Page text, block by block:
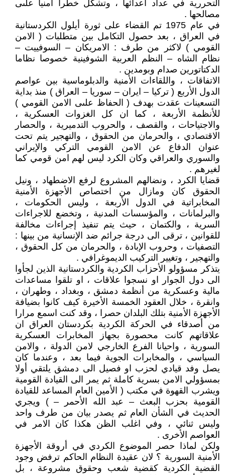
التحررية في عداد أعدائها ، وتشكل خطرا امنيا علىى
مصالحها .
في عام 1975 تم القضاء على ثورة أيلول الكردستانية
في العراق ، بعد حصول التكامل بين متطلبات ( الامن
القومي ) لاكثر من طرف : الامريكان – السوفييت –
نظام الشاه – النظم العربية الشوفينية خصوصا نظاما
الدكتاتورين صدام وبومدين .
الاتفاقات ، واللقاءات الأمنية والدبلوماسية بين عواصم
الدول الأربع ( تركيا – ايران – سوريا – العراق ) منذ بداية
التسعينات عقدت بهدف ( الحفاظ علىى الامن القومي )
للأنظمة الأربعة ، كما ان كل الغزوات العسكرية ،
والاجتياحات ، والقصف ، والحروب التدميرية ، والحصار
الاقتصادي ، والحرمان من الحقوق ، والتهجير يتم تحت
عنوان الدفاع عن الامن القومي التركي والإيراني
والسوري والعراقي وكان الكرد ليس لهم امن قومي كما
لغيرهم .
قضايا الكرد ، ونضالهم المشروع لرفع الاضطهاد ، ونيل
الحقوق كان ومازال من اختصاص الأجهزة الأمنية
المخابراتية في الدول الأربعة ، وليس الحكومات ،
والبرلمانات ، والمؤسسات المدنية ، وتخضع للاجراءات
السرية ، والكتمان ، حيث يتم تنفيذ إجراءات مخالفة
للقوانين ، ترقى الى درجة جرائم ضد الإنسانية من بينها :
التصفيات ، وحروب الإبادة ، والحرمان من كل الحقوق ،
والتهجير ، وتغيير التركيب الديموغرافي .
يتذكر مسؤولو الأحزاب الكردية والكردستانية الذين لجأوا
الى دول الجوار او نسجوا علاقات ، او تلقوا مساعدات
مالية وعسكرية من أنظمة دمشق ، وبغداد ، وطهران ،
وانقرة ، خلال العقود الخمسة الأخيرة كيف كانوا بضيافة
الأجهزة الأمنية بتلك البلدان حصرا ، وقد كنت اسمع مرارا
من أصدقاء في الحركة الكردية بكردستان العراق ان
علاقاتهم كانت محصورة بجهاز المخابرات العسكرية
السورية ، واحيانا الفرع الخارجي لامن الدولة ، والامن
السياسي ، والمخابرات الجوية فيما بعد ، وعندما كان
يصل وفد قيادي لحزب او فصيل الى دمشق يلتقي أولا
بمسؤولي الامن بسرية كاملة ثم يمر الى القيادة القومية
ويشرب القهوة في مكتب ( الأمين العام المساعد للقيادة
القومية بحزب البعث – عبد الله الأحمر – ) ويجري
الحديث في الشأن العام ثم يصدر بيان من طرف واحد
وليس ثنائي ، وفي اغلب الظن هكذا كان الامر في
العواصم الأخرى .
ولكن لماذا حصر الموضوع الكردي في أروقة الأجهزة
الأمنية السورية ؟ لان عقيدة النظام الحاكم ترفض وجود
القضية الكردية كقضية شعب وحقوق مشروعة ، بل